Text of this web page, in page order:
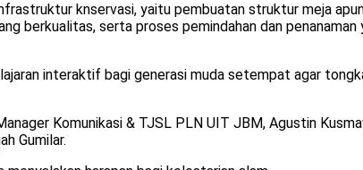
knservasi, yaitu pembuatan struktur meja
berkualitas, serta proses pemindahan dan penanaman
interaktif bagi generasi muda setempat agar
Komunikasi & TJSL PLN UIT JBM, Agustin
Gumilar.